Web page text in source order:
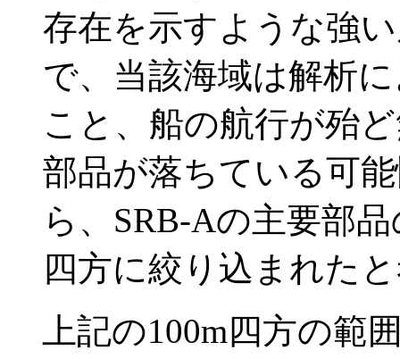
存在を示すような強
で、当該海域は解析
こと、船の航行が殆
部品が落ちている可
ら、SRB-Aの主要部
四方に絞り込まれた
上記の100m四方の範